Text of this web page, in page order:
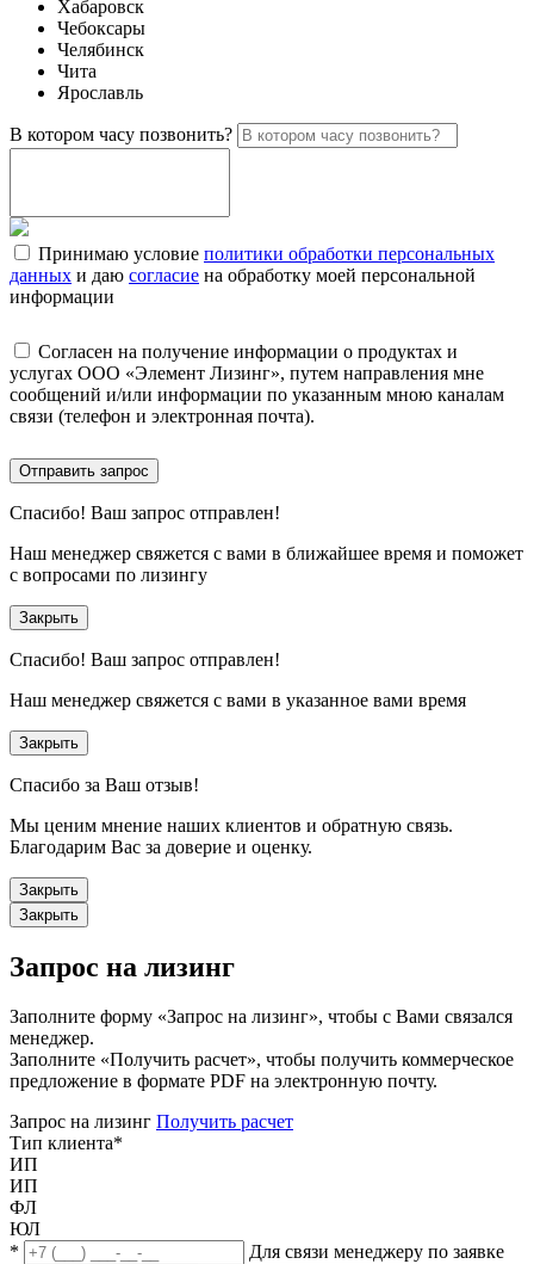
Хабаровск
Чебоксары
Челябинск
Чита
Ярославль
В котором часу позвонить?
Принимаю условие политики обработки персональных
данных и даю согласие на обработку моей персональной
информации
Согласен на получение информации о продуктах и
услугах ООО «Элемент Лизинг», путем направления мне
сообщений и/или информации по указанным мною каналам
связи (телефон и электронная почта).
Отправить запрос
Спасибо! Ваш запрос отправлен!
Наш менеджер свяжется с вами в ближайшее время и поможет
с вопросами по лизингу
Закрыть
Спасибо! Ваш запрос отправлен!
Наш менеджер свяжется с вами в указанное вами время
Закрыть
Спасибо за Ваш отзыв!
Мы ценим мнение наших клиентов и обратную связь.
Благодарим Вас за доверие и оценку.
Закрыть
Закрыть
Запрос на лизинг
Заполните форму «Запрос на лизинг», чтобы с Вами связался
менеджер.
Заполните «Получить расчет», чтобы получить коммерческое
предложение в формате PDF на электронную почту.
Запрос на лизинг Получить расчет
Тип клиента*
ИП
ИП
ФЛ
ЮЛ
*
Для связи менеджеру по заявке